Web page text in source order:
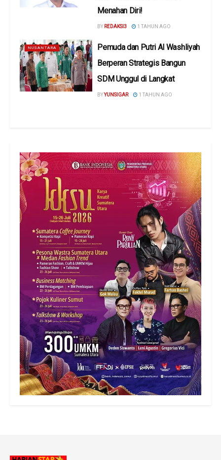
Menahan Diri!
BY REDAKSI3 1 TAHUN AGO
NUSANTARA
Pemuda dan Putri Al Washliyah
Berperan Strategis Bangun
SDM Unggul di Langkat
BYYUNSIGAR 1 TAHUN AGO